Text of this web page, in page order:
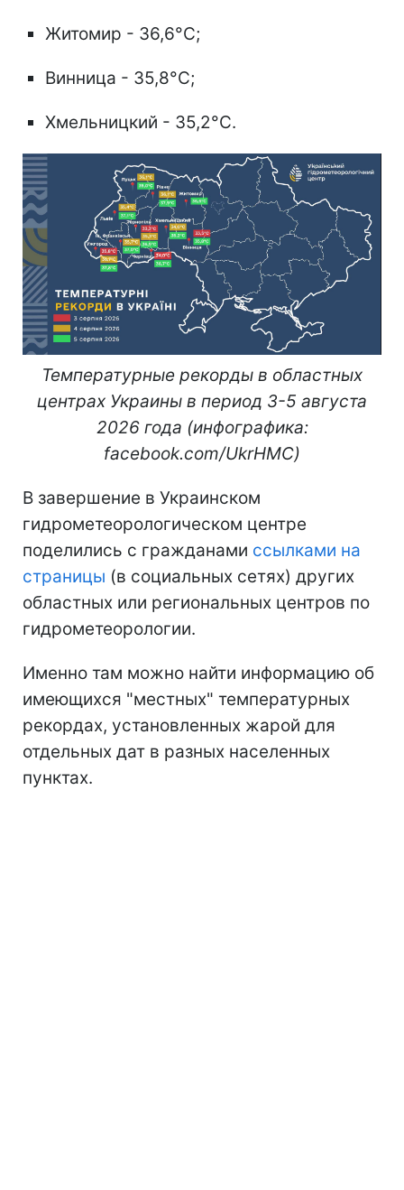
Житомир - 36,6°C;
Винница - 35,8°C;
Хмельницкий - 35,2°C.
Температурные рекорды в областных
центрах Украины в период 3-5 августа
2026 года (инфографика:
facebook.com/UkrHMC)
В завершение в Украинском
гидрометеорологическом центре
поделились с гражданами ссылками на
страницы (в социальных сетях) других
областных или региональных центров по
гидрометеорологии.
Именно там можно найти информацию об
имеющихся "местных" температурных
рекордах, установленных жарой для
отдельных дат в разных населенных
пунктах.